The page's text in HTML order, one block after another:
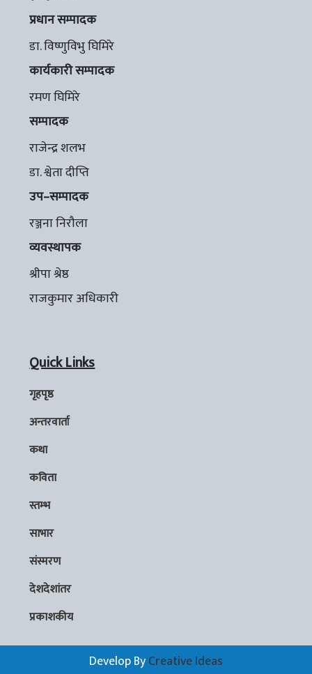
प्रधान सम्पादक
डा. विष्णुविभु घिमिरे
कार्यकारी सम्पादक
रमण घिमिरे
सम्पादक
राजेन्द्र शलभ
डा. श्वेता दीप्ति
उप–सम्पादक
रञ्जना निरौला
व्यवस्थापक
श्रीपा श्रेष्ठ
राजकुमार अधिकारी
Quick Links
गृहपृष्ठ
अन्तरवार्ता
कथा
कविता
स्तम्भ
साभार
संस्मरण
देशदेशांतर
प्रकाशकीय
Develop ByCreative Ideas